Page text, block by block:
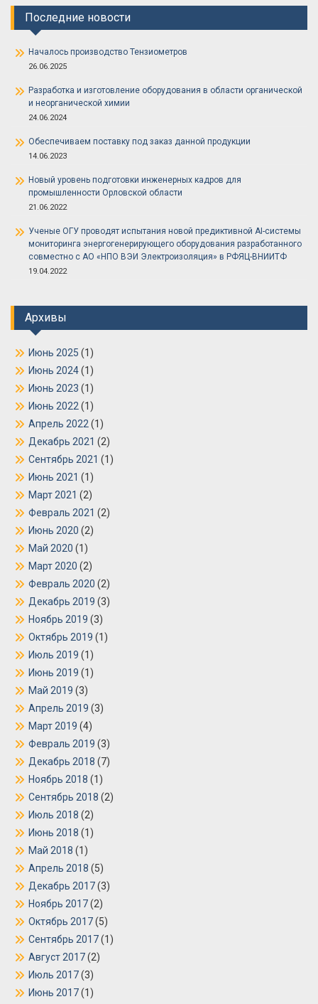
записям
Последние новости
Началось производство Тензиометров
26.06.2025
Разработка и изготовление оборудования в области органической
и неорганической химии
24.06.2024
Обеспечиваем поставку под заказ данной продукции
14.06.2023
Новый уровень подготовки инженерных кадров для
промышленности Орловской области
21.06.2022
Ученые ОГУ проводят испытания новой предиктивной AI-системы
мониторинга энергогенерирующего оборудования разработанного
совместно с АО «НПО ВЭИ Электроизоляция» в РФЯЦ-ВНИИТФ
19.04.2022
Архивы
Июнь 2025 (1)
Июнь 2024(1)
Июнь 2023 (1)
Июнь 2022 (1)
Апрель 2022 (1)
Декабрь 2021 (2)
Сентябрь 2021 (1)
Июнь 2021 (1)
Март 2021 (2)
Февраль 2021 (2)
Июнь 2020 (2)
Май 2020 (1)
Март 2020 (2)
Февраль 2020 (2)
Декабрь 2019 (3)
Ноябрь 2019 (3)
Октябрь 2019 (1)
Июль 2019 (1)
Июнь 2019 (1)
Май 2019 (3)
Апрель 2019 (3)
Март 2019 (4)
Февраль 2019 (3)
Декабрь 2018 (7)
Ноябрь 2018 (1)
Сентябрь 2018 (2)
Июль 2018 (2)
Июнь 2018 (1)
Май 2018 (1)
Апрель 2018 (5)
Декабрь 2017(3)
Ноябрь 2017(2)
Октябрь 2017(5)
Сентябрь 2017(1)
Август 2017(2)
Июль 2017(3)
Июнь 2017(1)